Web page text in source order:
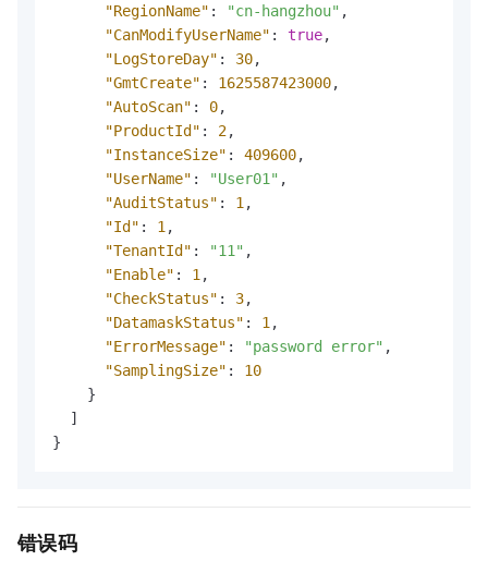
"RegionName" : "cn-hangzhou" ,
"CanModifyUserName" : true,
"LogStoreDay" : 30,
"GmtCreate" : 1625587423000,
"AutoScan" : 0,
"ProductId" : 2,
"InstanceSize" : 409600,
"UserName" : "User01" ,
"AuditStatus" : 1 ,
"Id" : 1 ,
"TenantId" : "11" ,
"Enable" : 1 ,
"CheckStatus" : 3,
"DatamaskStatus" : 1 ,
"ErrorMessage" : "password error" ,
"SamplingSize" :
10
}
]
}
错误码